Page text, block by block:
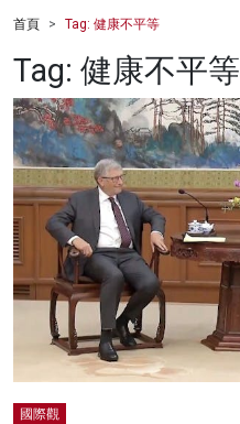
財經
健康
商業
科技
影片
名家榜
灼見活動
關於我們
首頁 Tag: 健康不平等
Tag: 健康不平等
國際觀